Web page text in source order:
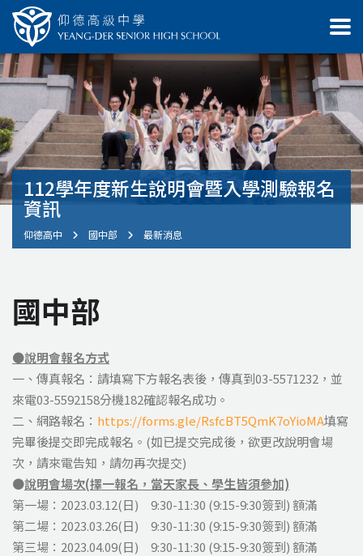
112學年度新生說明會暨入學測驗報名
資訊
仰德高中 國中部 最新消息
國中部
●說明會報名方式
一、傳真報名：請填寫下方報名表後，傳真到03-5571232，並
來電03-5592158分機182確認報名成功。
二、網路報名： https://forms.gle/RsfcBT5QmK7oYioMA填寫
完畢後提交即完成報名。(如已提交完成後，欲更改說明會場
次，請來電告知，請勿再次提交)
●說明會場次(擇一報名，當天家長、學生皆須參加)
第一場：2023.03.12(日) 9:30-11:30 (9:15-9:30簽到) 額滿
第二場：2023.03.26(日) 9:30-11:30 (9:15-9:30簽到) 額滿
第三場：2023.04.09(日) 9:30-11:30 (9:15-9:30簽到) 額滿